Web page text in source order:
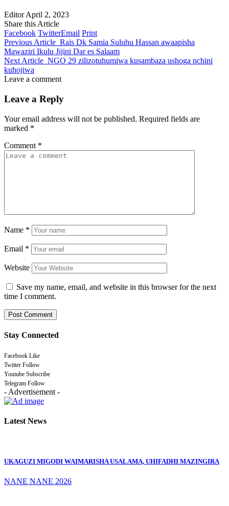
Editor April 2, 2023
Share this Article
Facebook TwitterEmail Print
Previous Article Rais Dk Samia Suluhu Hassan awaapisha
Mawaziri Ikulu Jijini Dar es Salaam
Next Article NGO 29 zilizotuhumiwa kusambaza ushoga nchini
kuhojiwa
Leave a comment
Leave a Reply
Your email address will not be published. Required fields are
marked *
Comment *
Name *
Email *
Website
Save my name, email, and website in this browser for the next
time I comment.
Stay Connected
Facebook Like
Twitter Follow
Youtube Subscribe
Telegram Follow
- Advertisement -
Latest News
UKAGUZI MIGODI WAIMARISHA USALAMA, UHIFADHI MAZINGIRA
NANE NANE 2026